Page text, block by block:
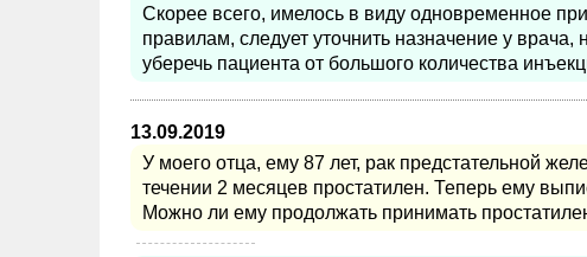
Скорее всего, имелось в виду одновременное
правилам, следует уточнить назначение у
уберечь пациента от большого количества
13.09.2019
У моего отца, ему 87 лет, рак предстательной
течении 2 месяцев простатилен. Теперь ему
Можно ли ему продолжать принимать